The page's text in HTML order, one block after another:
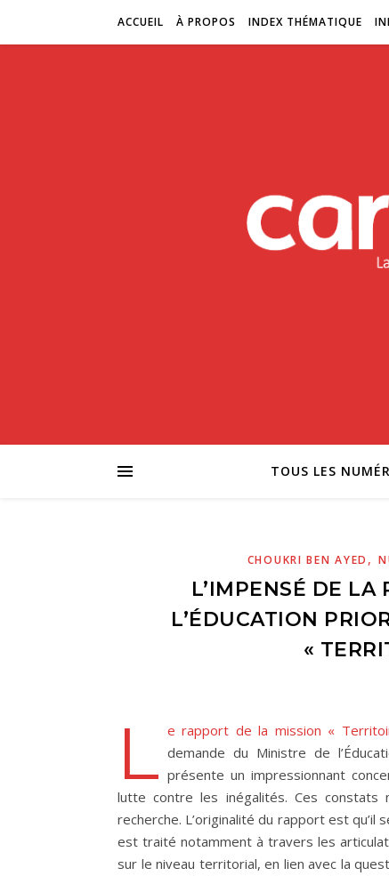
ACCUEIL À PROPOS INDEX THÉMATIQUE
TOUS LES
CHOUKRI BEN AYED ,
L’IMPENSÉ DE LA
L’ÉDUCATION
«
L e rapport de la mission «
demande du Ministre de
présente un impressionnant
lutte contre les inégalités. Ces
recherche. L’originalité du rapport est qu’il
est traité notamment à travers les
sur le niveau territorial, en lien avec la